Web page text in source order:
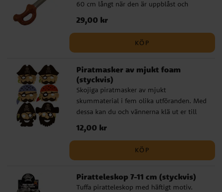
60 cm långt när den är uppblåst och
blåses lättast upp med vanlig luft.
Pris:29,00 kr
29,00 kr
KÖP
Piratmasker av mjukt foam
(styckvis)
Skojiga piratmasker av mjukt
skummaterial i fem olika utföranden. Med
dessa kan du och vännerna klä ut er till
bekväma och håller sig på plats med hjälp
osorterade och styckvis.
Pris:12,00 kr
12,00 kr
KÖP
Piratteleskop 7-11 cm (styckvis)
Tuffa piratteleskop med häftigt motiv.